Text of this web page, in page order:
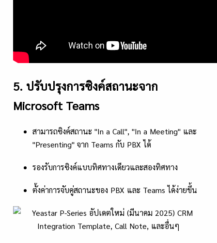
5. ปรับปรุงการซิงค์สถานะจาก
Microsoft Teams
สามารถซิงค์สถานะ "In a Call", "In a Meeting" และ
"Presenting" จาก Teams กับ PBX ได้
รองรับการซิงค์แบบทิศทางเดียวและสองทิศทาง
ตั้งค่าการจับคู่สถานะของ PBX และ Teams ได้ง่ายขึ้น